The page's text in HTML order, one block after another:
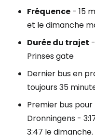
Fréquence - 15
et le dimanche
Durée du trajet
Prinses gate
Dernier bus en
toujours 35
Premier bus
Dronningens -
3:47 le dimanche.